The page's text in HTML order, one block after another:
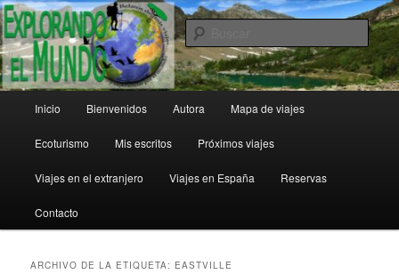
Ir
al
contenido
principal
Ir
al
contenido
secundarioExplorando el Mundo
principal
Inicio Bienvenidos Autora Mapa de viajes
Ecoturismo Mis escritos Próximos viajes
Viajes en el extranjero Viajes en España Reservas
Contacto
ARCHIVO DE LA ETIQUETA: EASTVILLE